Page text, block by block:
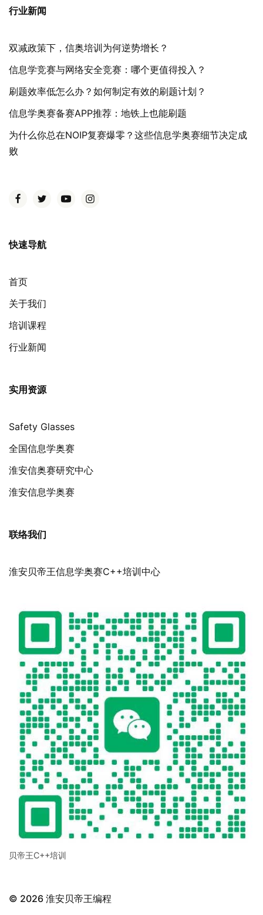
行业新闻
双减政策下，信奥培训为何逆势增长？
信息学竞赛与网络安全竞赛：哪个更值得投入？
刷题效率低怎么办？如何制定有效的刷题计划？
信息学奥赛备赛APP推荐：地铁上也能刷题
为什么你总在NOIP复赛爆零？这些信息学奥赛细节决定成
败
快速导航
首页
关于我们
培训课程
行业新闻
实用资源
Safety Glasses
全国信息学奥赛
淮安信奥赛研究中心
淮安信息学奥赛
联络我们
淮安贝帝王信息学奥赛C++培训中心
贝帝王C++培训
© 2026 淮安贝帝王编程